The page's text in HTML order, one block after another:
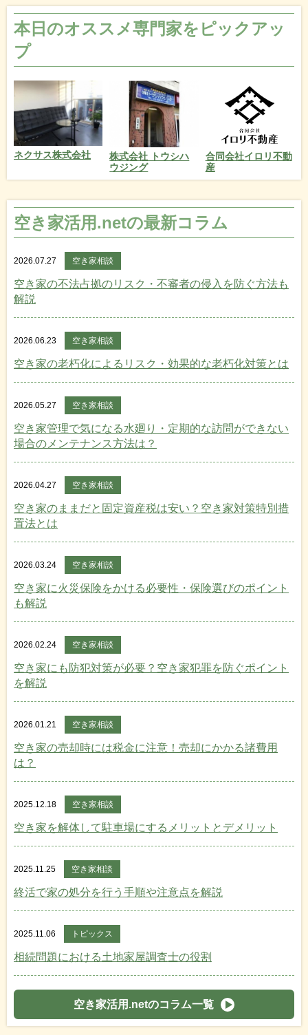
本日のオススメ専門家をピックアッ
プ
ネクサス株式会社
株式会社 トウシハ
ウジング
合同会社イロリ不動
産
空き家活用.netの最新コラム
2026.07.27 空き家相談
空き家の不法占拠のリスク・不審者の侵入を防ぐ方法も
解説
2026.06.23 空き家相談
空き家の老朽化によるリスク・効果的な老朽化対策とは
2026.05.27 空き家相談
空き家管理で気になる水廻り・定期的な訪問ができない
場合のメンテナンス方法は？
2026.04.27 空き家相談
空き家のままだと固定資産税は安い？空き家対策特別措
置法とは
2026.03.24 空き家相談
空き家に火災保険をかける必要性・保険選びのポイント
も解説
2026.02.24 空き家相談
空き家にも防犯対策が必要？空き家犯罪を防ぐポイント
を解説
2026.01.21 空き家相談
空き家の売却時には税金に注意！売却にかかる諸費用
は？
2025.12.18 空き家相談
空き家を解体して駐車場にするメリットとデメリット
2025.11.25 空き家相談
終活で家の処分を行う手順や注意点を解説
2025.11.06 トピックス
相続問題における土地家屋調査士の役割
空き家活用.netのコラム一覧